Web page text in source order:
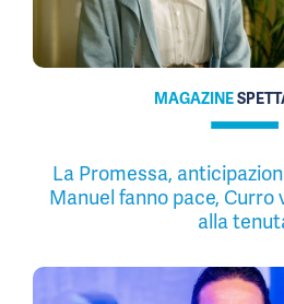
MAGAZINE
La Promessa,
Manuel fanno pace,
alla